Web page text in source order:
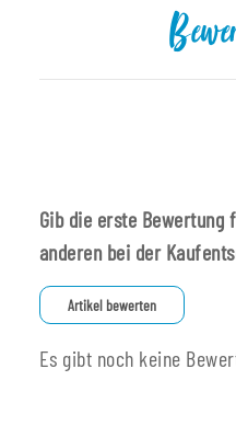
Gib die erste
anderen bei der
Artikel bewerten
Es gibt noch keine